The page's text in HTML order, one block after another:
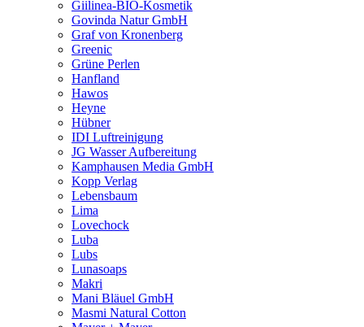
Giilinea-BIO-Kosmetik
Govinda Natur GmbH
Graf von Kronenberg
Greenic
Grüne Perlen
Hanfland
Hawos
Heyne
Hübner
IDI Luftreinigung
JG Wasser Aufbereitung
Kamphausen Media GmbH
Kopp Verlag
Lebensbaum
Lima
Lovechock
Luba
Lubs
Lunasoaps
Makri
Mani Bläuel GmbH
Masmi Natural Cotton